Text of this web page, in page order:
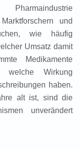
Pharmaindustrie
und
wie häufig
Umsatz damit
Medikamente
welche Wirkung
haben.
alt ist, sind die
unverändert